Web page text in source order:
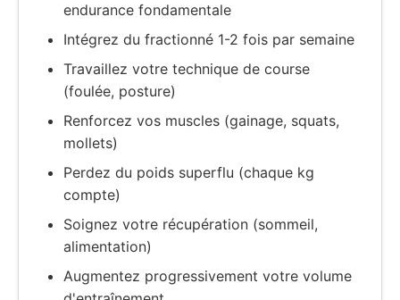
endurance fondamentale
Intégrez du fractionné 1-2 fois par semaine
Travaillez votre technique de course
(foulée, posture)
Renforcez vos muscles (gainage, squats,
mollets)
Perdez du poids superflu (chaque kg
compte)
Soignez votre récupération (sommeil,
alimentation)
Augmentez progressivement votre volume